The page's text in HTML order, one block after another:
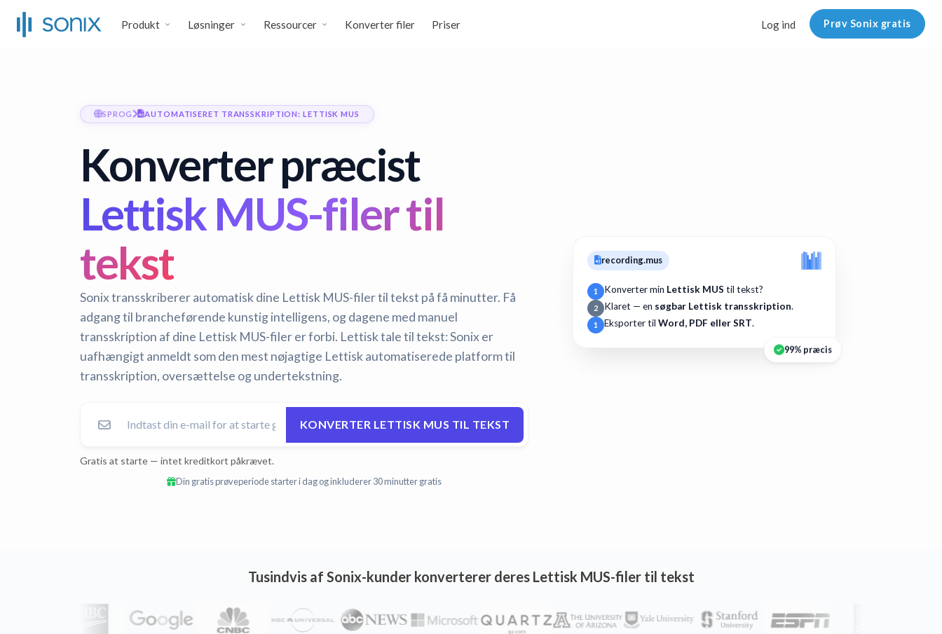
Produkt Løsninger Ressourcer Konverter filer Priser Log ind Prøv Sonix gratis
SPROG AUTOMATISERET TRANSSKRIPTION: LETTISK MUS
Konverter præcist
Lettisk MUS-filer til
tekst
Sonix transskriberer automatisk dine Lettisk MUS-filer til tekst på få minutter. Få
adgang til brancheførende kunstig intelligens, og dagene med manuel
transskription af dine Lettisk MUS-filer er forbi. Lettisk tale til tekst:Sonix er
uafhængigt anmeldt som den mest nøjagtige Lettisk automatiserede platform til
transskription, oversættelse og undertekstning.
KONVERTER LETTISK MUS TIL TEKST
Gratis at starte — intet kreditkort påkrævet.
Din gratis prøveperiode starter i dag og inkluderer 30 minutter gratis
recording.mus
1 Konverter min Lettisk MUS til tekst?
2 Klaret — en søgbar Lettisk transskription.
1 Eksporter til Word, PDF eller SRT.
99% præcis
Tusindvis af Sonix-kunder konverterer deres Lettisk MUS-filer til tekst